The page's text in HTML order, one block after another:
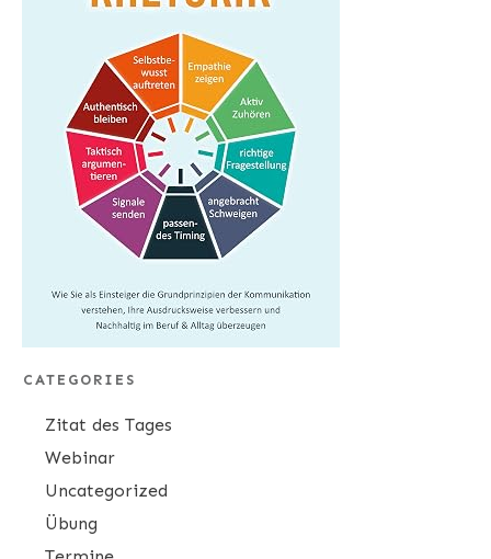
CATEGORIES
Zitat des Tages
Webinar
Uncategorized
Übung